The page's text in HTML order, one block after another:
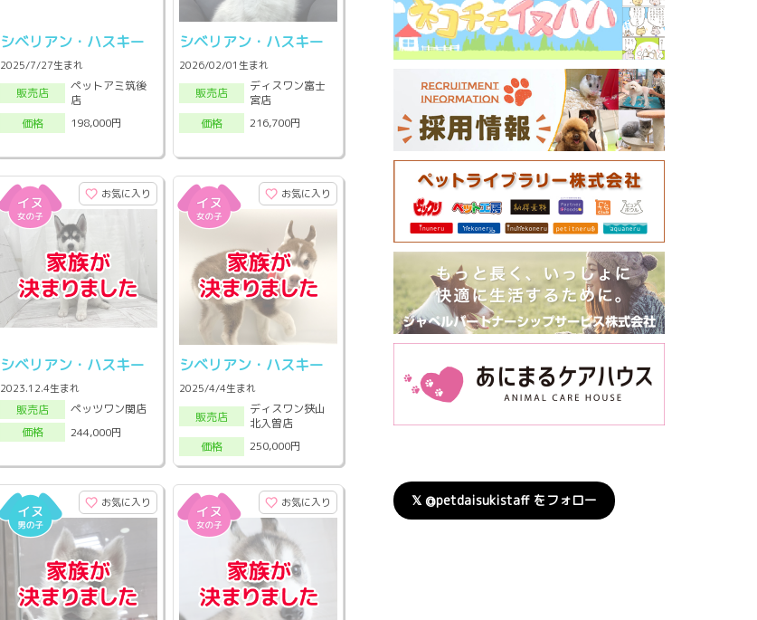
シベリアン・ハスキー
2025/7/27生まれ
販売店
ペットアミ筑後
店
価格
198,000円
シベリアン・ハスキー
2026/02/01生まれ
販売店
ディスワン富士
宮店
価格
216,700円
お気に入り
シベリアン・ハスキー
2023.12.4生まれ
販売店
ペッツワン関店
価格
244,000円
お気に入り
シベリアン・ハスキー
2025/4/4生まれ
販売店
ディスワン狭山
北入曽店
価格
250,000円
お気に入り お気に入り 𝕏 @petdaisukistaff をフォロー